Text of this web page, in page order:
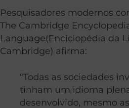
Pesquisadores modernos
The Cambridge
Language(Enciclopédia da
Cambridge) afirma:
“Todas as sociedades
tinham um idioma
desenvolvido, mesmo